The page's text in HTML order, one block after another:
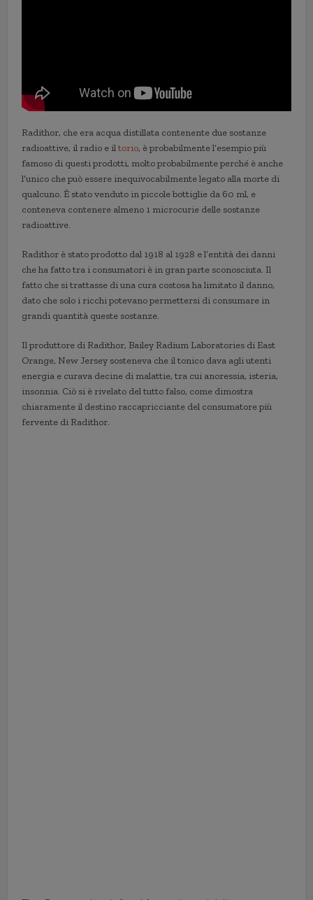
Radithor, che era acqua distillata contenente due sostanze
radioattive, il radio e iltorio, è probabilmente l’esempio più
famoso di questi prodotti, molto probabilmente perché è anche
l’unico che può essere inequivocabilmente legato alla morte di
qualcuno. È stato venduto in piccole bottiglie da 60 ml, e
conteneva contenere almeno 1 microcurie delle sostanze
radioattive.
Radithor è stato prodotto dal 1918 al 1928 e l’entità dei danni
che ha fatto tra i consumatori è in gran parte sconosciuta. Il
fatto che si trattasse di una cura costosa ha limitato il danno,
dato che solo i ricchi potevano permettersi di consumare in
grandi quantità queste sostanze.
Il produttore di Radithor, Bailey Radium Laboratories di East
Orange, New Jersey sosteneva che il tonico dava agli utenti
energia e curava decine di malattie, tra cui anoressia, isteria,
insonnia. Ciò si è rivelato del tutto falso, come dimostra
chiaramente il destino raccapricciante del consumatore più
fervente di Radithor.